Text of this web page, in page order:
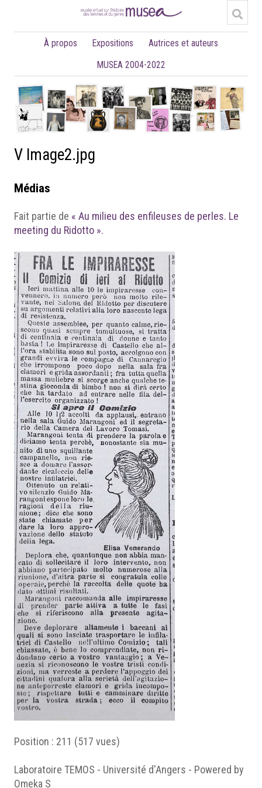
À propos Expositions
Autrices et auteurs
MUSEA 2004-2022
V Image2.jpg
Médias
Fait partie de « Au milieu des enfileuses de perles. Le
meeting du Ridotto ».
Position : 211 (517 vues)
Laboratoire TEMOS - Université d'Angers - Powered by
Omeka S